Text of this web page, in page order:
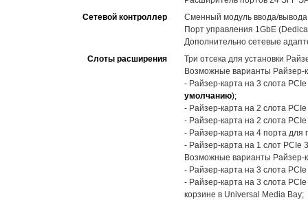
Сетевой контроллер
Сменный модуль ввода/
Порт управления 1GbE
Дополнительно сетевые
Слоты расширения
Три отсека для установки
Возможные варианты Райзер-
- Райзер-карта на 3 слота
умолчанию);
- Райзер-карта на 2 слота
- Райзер-карта на 2 слота
- Райзер-карта на 4 порта для
- Райзер-карта на 1 слот PCIe
Возможные варианты Райзер-
- Райзер-карта на 3 слота
- Райзер-карта на 3 слота
корзине в Universal Media Bay;